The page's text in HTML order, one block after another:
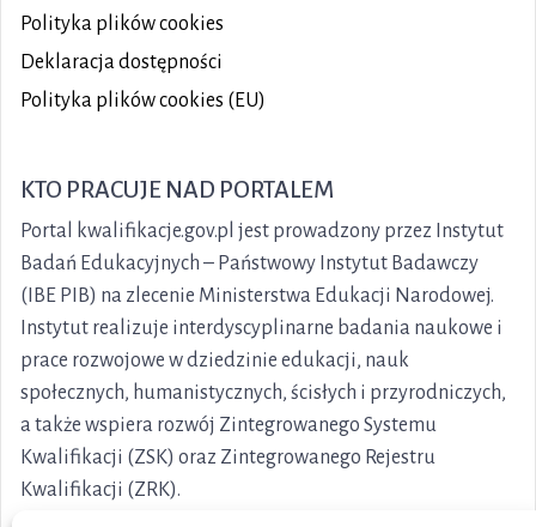
Polityka plikówcookies
Deklaracja dostępności
Polityka plików cookies (EU)
KTO PRACUJE NAD PORTALEM
Portal kwalifikacje.gov.pl jest prowadzony przez Instytut
Badań Edukacyjnych – Państwowy Instytut Badawczy
(IBE PIB) na zlecenie Ministerstwa Edukacji Narodowej.
Instytut realizuje interdyscyplinarne badania naukowe i
prace rozwojowe w dziedzinie edukacji, nauk
społecznych, humanistycznych, ścisłych i przyrodniczych,
a także wspiera rozwój Zintegrowanego Systemu
Kwalifikacji (ZSK) oraz Zintegrowanego Rejestru
Kwalifikacji (ZRK).